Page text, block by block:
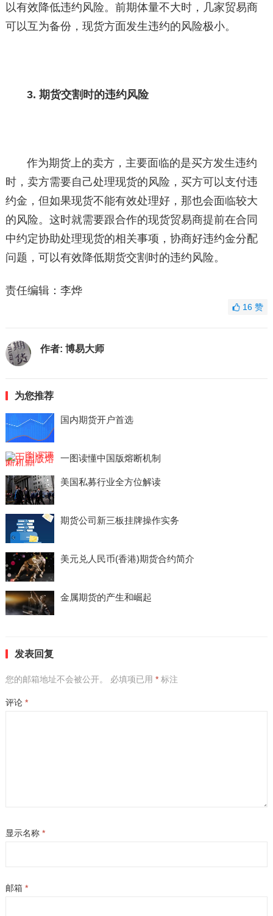
以有效降低违约风险。前期体量不大时，几家贸易商
可以互为备份，现货方面发生违约的风险极小。
3. 期货交割时的违约风险
作为期货上的卖方，主要面临的是买方发生违约
时，卖方需要自己处理现货的风险，买方可以支付违
约金，但如果现货不能有效处理好，那也会面临较大
的风险。这时就需要跟合作的现货贸易商提前在合同
中约定协助处理现货的相关事项，协商好违约金分配
问题，可以有效降低期货交割时的违约风险。
责任编辑：李烨
16赞
作者: 博易大师
为您推荐
国内期货开户首选
一图读懂中国版熔断机制
美国私募行业全方位解读
期货公司新三板挂牌操作实务
美元兑人民币(香港)期货合约简介
金属期货的产生和崛起
发表回复
您的邮箱地址不会被公开。 必填项已用 *标注
评论 *
显示名称 *
邮箱 *